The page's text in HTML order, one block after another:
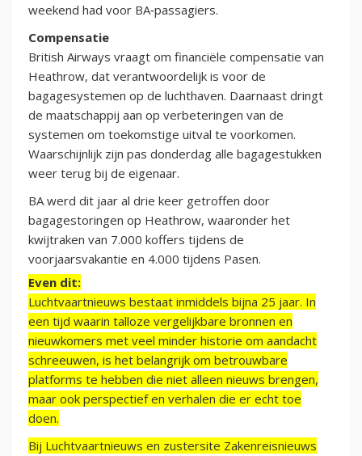
weekend had voor BA‑passagiers.
Compensatie
British Airways vraagt om financiële compensatie van
Heathrow, dat verantwoordelijk is voor de
bagagesystemen op de luchthaven. Daarnaast dringt
de maatschappij aan op verbeteringen van de
systemen om toekomstige uitval te voorkomen.
Waarschijnlijk zijn pas donderdag alle bagagestukken
weer terug bij de eigenaar.
BA werd dit jaar al drie keer getroffen door
bagagestoringen op Heathrow, waaronder het
kwijtraken van 7.000 koffers tijdens de
voorjaarsvakantie en 4.000 tijdens Pasen.
Even dit:
Luchtvaartnieuws bestaat inmiddels bijna 25 jaar. In
een tijd waarin talloze vergelijkbare bronnen en
nieuwkomers met veel minder historie om aandacht
schreeuwen, is het belangrijk om betrouwbare
platforms te hebben die niet alleen nieuws brengen,
maar ook perspectief en verhalen die er echt toe
doen.
Bij Luchtvaartnieuws en zustersite Zakenreisnieuws